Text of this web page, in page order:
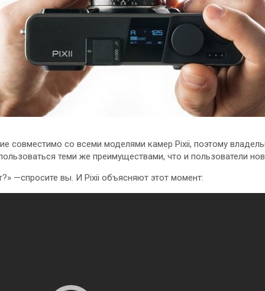
совместимо со всеми моделями камер Pixii, поэтому
теми же преимуществами, что и пользователи
—спросите вы. И Pixii объясняют этот момент: